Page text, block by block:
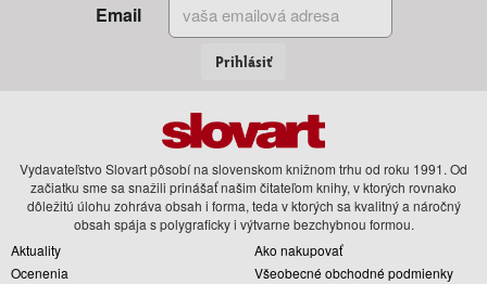
Email
Prihlásiť
Vydavateľstvo Slovart pôsobí na slovenskom knižnom trhu od roku 1991. Od
začiatku sme sa snažili prinášať našim čitateľom knihy, v ktorých rovnako
dôležitú úlohu zohráva obsah i forma, teda v ktorých sa kvalitný a náročný
obsah spája s polygraficky i výtvarne bezchybnou formou.
Aktuality
Ocenenia
Ako nakupovať
Všeobecné obchodné podmienky